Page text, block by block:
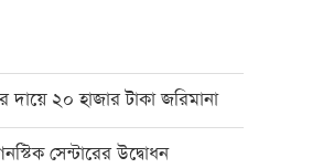
দায়ে ২০ হাজার টাকা জরিমানা
সেন্টারের উদ্বোধন